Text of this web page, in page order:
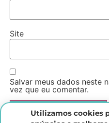
Site
Salvar meus dados neste
vez que eu comentar.
Utilizamos cookies